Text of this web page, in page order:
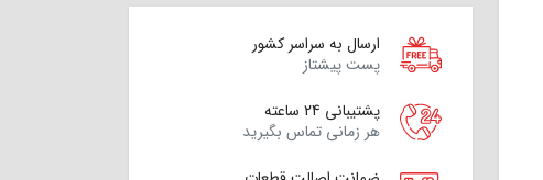
ارسال به سراسر کشور
پست پیشتاز
پشتیبانی 24 ساعته
هر زمانی تماس بگیرید